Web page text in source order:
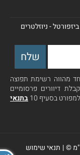
- ניוזלטרים
מהווה רשימת תפוצה
דיוורים פרסומיים
בסעיף 10
בתנאי
©
| תנאי שימוש